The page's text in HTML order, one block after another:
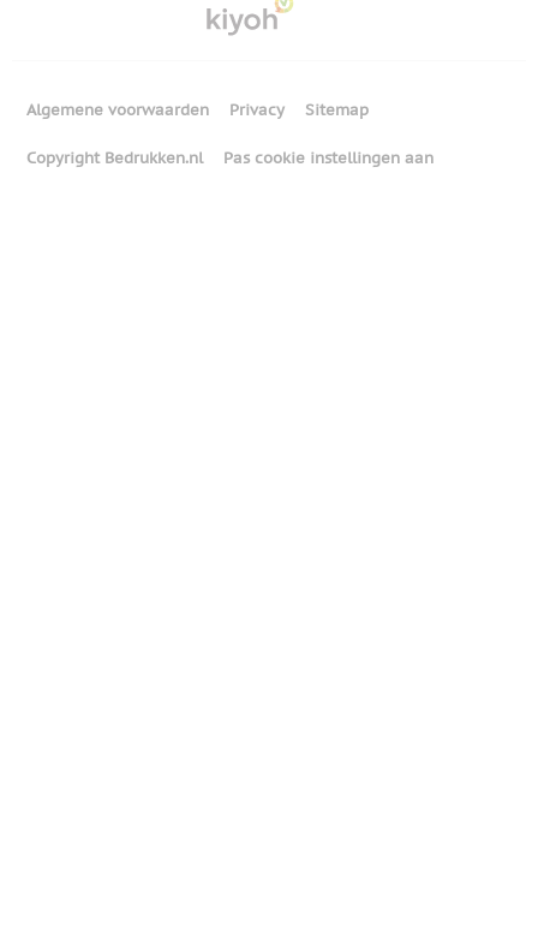
Algemene voorwaarden Privacy Sitemap
Copyright Bedrukken.nl Pas cookie instellingen aan